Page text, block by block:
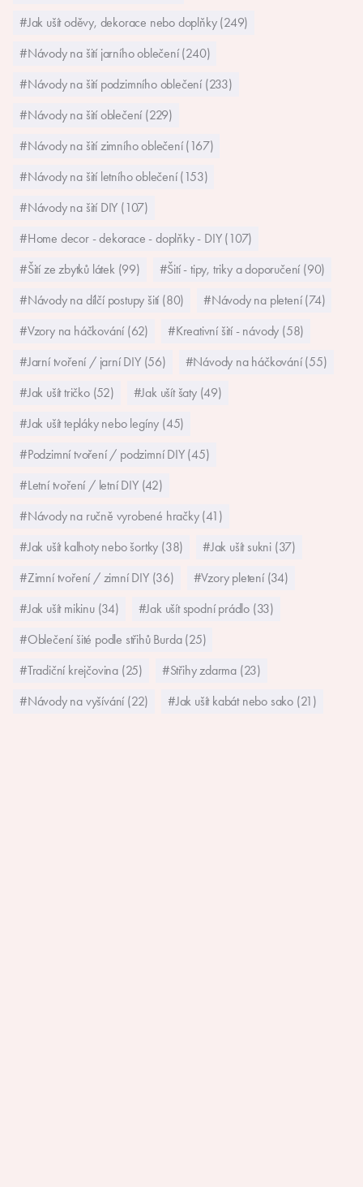
#Jak ušít oděvy, dekorace nebo doplňky (249)
#Návody na šití jarního oblečení (240)
#Návody na šití podzimního oblečení (233)
#Návody na šití oblečení (229)
#Návody na šití zimního oblečení (167)
#Návody na šití letního oblečení (153)
#Návody na šití DIY (107)
#Home decor - dekorace - doplňky - DIY (107)
#Šití ze zbytků látek (99)
#Šití - tipy, triky a doporučení (90)
#Návody na dílčí postupy šití (80)
#Návody na pletení (74)
#Vzory na háčkování (62)
#Kreativní šití - návody (58)
#Jarní tvoření / jarní DIY (56)
#Návody na háčkování (55)
#Jak ušít tričko (52)
#Jak ušít šaty (49)
#Jak ušít tepláky nebo legíny (45)
#Podzimní tvoření / podzimní DIY (45)
#Letní tvoření / letní DIY (42)
#Návody na ručně vyrobené hračky (41)
#Jak ušít kalhoty nebo šortky (38)
#Jak ušít sukni (37)
#Zimní tvoření / zimní DIY (36)
#Vzory pletení (34)
#Jak ušít mikinu (34)
#Jak ušít spodní prádlo (33)
#Oblečení šité podle střihů Burda (25)
#Tradiční krejčovina (25)
#Střihy zdarma (23)
#Návody na vyšívání (22)
#Jak ušít kabát nebo sako (21)